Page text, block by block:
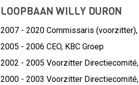
LOOPBAAN WILLY DURON
2007 - 2020 Commissaris (voorzitter),
2005 - 2006 CEO, KBC Groep
2002 - 2005 Voorzitter Directiecomité,
2000 - 2003 Voorzitter Directiecomité,